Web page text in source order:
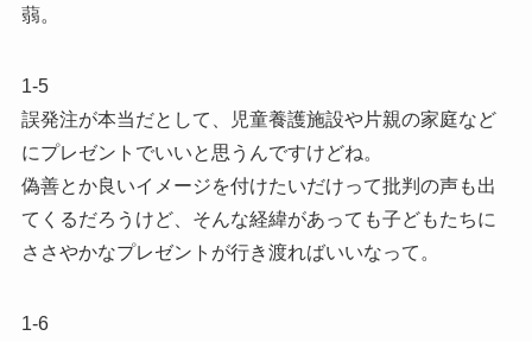
蒻。
1-5
誤発注が本当だとして、児童養護施設や片親の家庭など
にプレゼントでいいと思うんですけどね。
偽善とか良いイメージを付けたいだけって批判の声も出
てくるだろうけど、そんな経緯があっても子どもたちに
ささやかなプレゼントが行き渡ればいいなって。
1-6